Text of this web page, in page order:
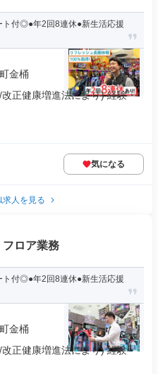
ト付◎●年2回8連休●新生活応援
金桶
正健康増進法により) 経験・
気になる
求人を見る
ロア業務
ト付◎●年2回8連休●新生活応援
金桶
正健康増進法により) 経験・